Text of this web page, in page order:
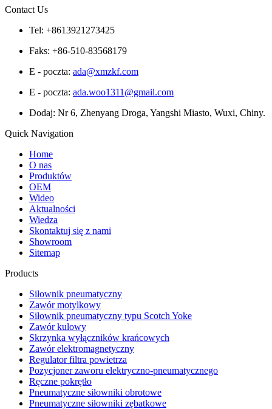
Contact Us
Tel: +8613921273425
Faks: +86-510-83568179
E - poczta: ada@xmzkf.com
E - poczta: ada.woo1311@gmail.com
Dodaj: Nr 6, Zhenyang Droga, Yangshi Miasto, Wuxi, Chiny.
Quick Navigation
Home
O nas
Produktów
OEM
Wideo
Aktualności
Wiedza
Skontaktuj się z nami
Showroom
Sitemap
Products
Siłownik pneumatyczny
Zawór motylkowy
Siłownik pneumatyczny typu Scotch Yoke
Zawór kulowy
Skrzynka wyłączników krańcowych
Zawór elektromagnetyczny
Regulator filtra powietrza
Pozycjoner zaworu elektryczno-pneumatycznego
Ręczne pokrętło
Pneumatyczne siłowniki obrotowe
Pneumatyczne siłowniki zębatkowe